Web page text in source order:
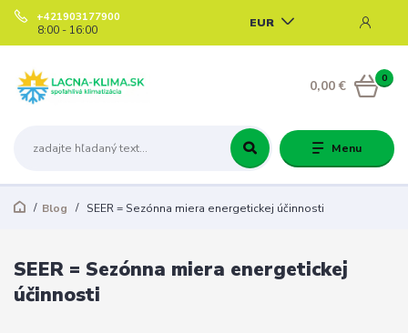
Menu
EUR
+421903177900
8:00 - 16:00
0
0,00 €
Blog SEER = Sezónna miera energetickej účinnosti
SEER = Sezónna miera energetickej
účinnosti